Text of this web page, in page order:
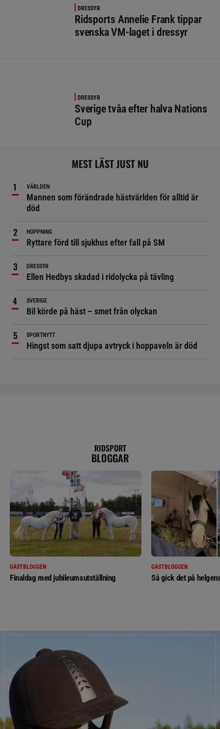
DRESSYR
Ridsports Annelie Frank tippar
svenska VM-laget i dressyr
DRESSYR
Sverige tvåa efter halva Nations
Cup
MEST LÄST JUST NU
VÄRLDEN
Mannen som förändrade hästvärlden för alltid är
död
HOPPNING
Ryttare förd till sjukhus efter fall på SM
DRESSYR
Ellen Hedbys skadad i ridolycka på tävling
SVERIGE
Bil körde på häst – smet från olyckan
SPORTNYTT
Hingst som satt djupa avtryck i hoppaveln är död
RIDSPORT
BLOGGAR
GÄSTBLOGGEN
Finaldag med jubileumsutställning
GÄSTBLOGGEN
Så gick det på